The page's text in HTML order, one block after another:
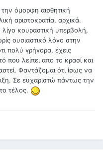
όμορφη αισθητική
αριστοκρατία, αρχικά.
κουραστική υπερβολή,
ουσιαστικό λόγο στην
πολύ γρήγορα, έχεις
που λείπει απο το κρασί και
Φαντάζομαι ότι ίσως να
Σε ευχαριστώ πάντως την
τέλος.